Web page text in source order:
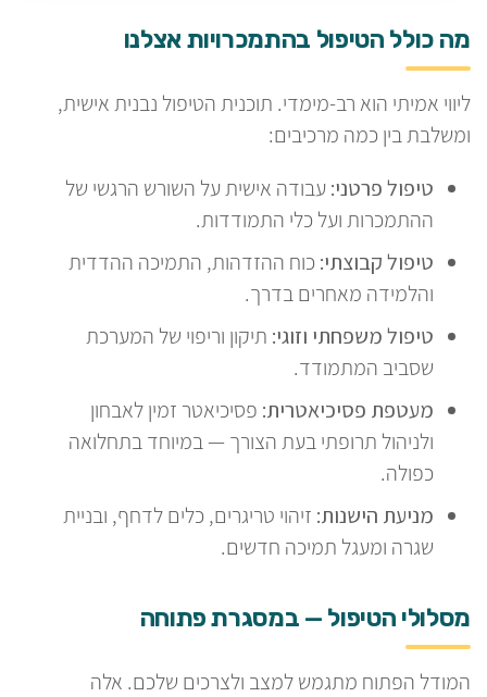
מה כולל הטיפול בהתמכרויות אצלנו
ליווי אמיתי הוא רב-מימדי. תוכנית הטיפול נבנית אישית,
ומשלבת בין כמה מרכיבים:
טיפול פרטני:עבודה אישית על השורש הרגשי של
ההתמכרות ועל כלי התמודדות.
טיפול קבוצתי: כוח ההזדהות, התמיכה ההדדית
והלמידה מאחרים בדרך.
טיפול משפחתי וזוגי: תיקון וריפוי של המערכת
שסביב המתמודד.
מעטפת פסיכיאטרית: פסיכיאטר זמין לאבחון
ולניהול תרופתי בעת הצורך — במיוחד בתחלואה
כפולה.
מניעת הישנות: זיהוי טריגרים, כלים לדחף, ובניית
שגרה ומעגל תמיכה חדשים.
מסלולי הטיפול — במסגרת פתוחה
המודל הפתוח מתגמש למצב ולצרכים שלכם. אלה